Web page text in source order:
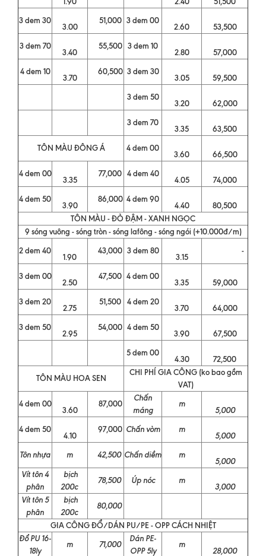
3 dem 30
3.00
51,000 3 dem 00
2.60
53,500
3 dem 70
3.40
55,500 3 dem 10
2.80
57,000
4 dem 10
3.70
60,500 3 dem 30
3.05
59,500
3 dem 50
3.20
62,000
3 dem 70
3.35
63,500
TÔN MÀU ĐÔNG Á
4 dem 00
3.60
66,500
4 dem 00
3.35
77,000 4 dem 40
4.05
74,000
4 dem 50
3.90
86,000 4 dem 90
4.40
80,500
TÔN MÀU - ĐỎ ĐẬM - XANH NGỌC
9 sóng vuông - sóng tròn - sóng lafông - sóng ngói (+10.000đ/m)
2 dem 40
1.90
43,000 3 dem 80
3.15
-
3 dem 00
2.50
47,500 4 dem 00
3.35
59,000
3 dem 20
2.75
51,500 4 dem 20
3.70
64,000
3 dem 50
2.95
54,000 4 dem 50
3.90
67,500
5 dem 00
4.30
72,500
TÔN MÀU HOA SEN
CHI PHÍ GIA CÔNG (ko bao gồm
VAT)
4 dem 00
3.60
87,000
Chấn
máng
m
5,000
4 dem 50
4.10
97,000 Chấn vòm m
5,000
Tôn nhựa
m 42,500 Chấn diềm m
5,000
Vít tôn 4
phân
bịch
200c
78,500 Úp nóc m
3,000
Vít tôn 5
phân
bịch
200c
80,000
GIA CÔNG ĐỔ/DÁN PU/PE - OPP CÁCH NHIỆT
Đổ PU 16-
18ly
m 71,000
Dán PE-
OPP 5ly
m
28,000